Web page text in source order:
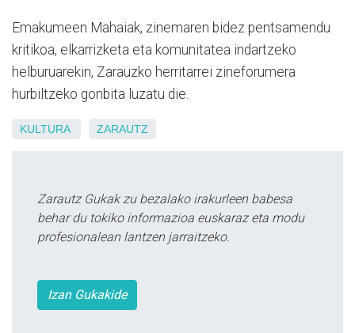
Emakumeen Mahaiak, zinemaren bidez pentsamendu
kritikoa, elkarrizketa eta komunitatea indartzeko
helburuarekin, Zarauzko herritarrei zineforumera
hurbiltzeko gonbita luzatu die.
KULTURA ZARAUTZ
Zarautz Gukak zu bezalako irakurleen babesa
behar du tokiko informazioa euskaraz eta modu
profesionalean lantzen jarraitzeko.
Izan Gukakide